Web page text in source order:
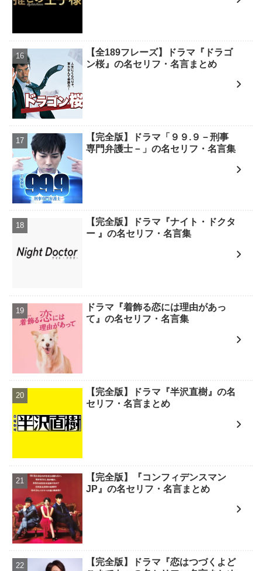
【全189フレーズ】ドラマ『ドラゴ
ン桜』の名セリフ・名言まとめ
【完全版】ドラマ「９９.９－刑事
専門弁護士－」の名セリフ・名言集
【完全版】ドラマ『ナイト・ドクタ
ー 』の名セリフ・名言集
ドラマ『着飾る恋には理由があっ
て』の名セリフ・名言集
【完全版】ドラマ『半沢直樹』の名
セリフ・名言まとめ
【完全版】『コンフィデンスマン
JP』の名セリフ・名言まとめ
【完全版】ドラマ『恋はつづくよど